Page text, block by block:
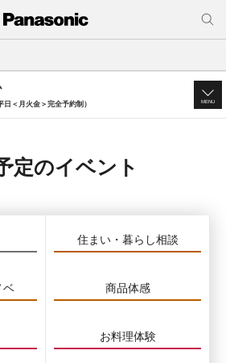
日＜月火金＞完全予約制） MENU
定のイベント
住まい・暮らし相談
ベ 商品体感
お料理体験